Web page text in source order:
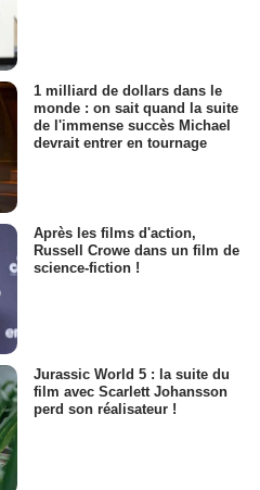
1 milliard de dollars dans le
monde : on sait quand la suite
de l'immense succès Michael
devrait entrer en tournage
Après les films d'action,
Russell Crowe dans un film de
science-fiction !
Jurassic World 5 : la suite du
film avec Scarlett Johansson
perd son réalisateur !